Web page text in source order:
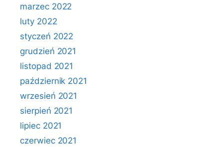
marzec 2022
luty 2022
styczeń 2022
grudzień 2021
listopad 2021
październik 2021
wrzesień 2021
sierpień 2021
lipiec 2021
czerwiec 2021